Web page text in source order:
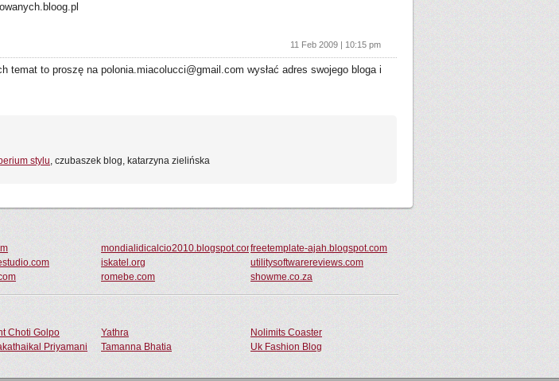
11 Feb 2009 | 10:15 pm
temat to proszę na polonia.miacolucci@gmail.com wysłać adres swojego bloga i
stylu, czubaszek blog, katarzyna zielińska
mondialidicalcio2010.blogspot.comfreetemplate-ajah.blogspot.com
iskatel.org
utilitysoftwarereviews.com
romebe.com showme.co.za
Choti Golpo Yathra
Nolimits Coaster
Priyamani Tamanna Bhatia Uk Fashion Blog